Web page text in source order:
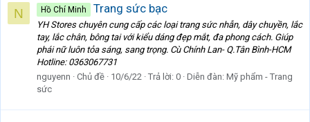
N Hồ Chí Minh Trang sức bạc
YH Stores chuyên cung cấp các loại trang sức nhẫn, dây chuyền, lắc
tay, lắc chân, bông tai với kiểu dáng đẹp mắt, đa phong cách. Giúp
phái nữ luôn tỏa sáng, sang trọng. Cù Chính Lan- Q.Tân Bình-HCM
Hotline: 0363067731
nguyenn
Chủ đề 10/6/22 Trả lời: 0 Diễn đàn: Mỹ phẩm - Trang
sức